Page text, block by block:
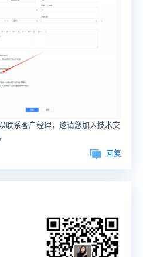
联系客户经理，邀请您加入技术交
回复